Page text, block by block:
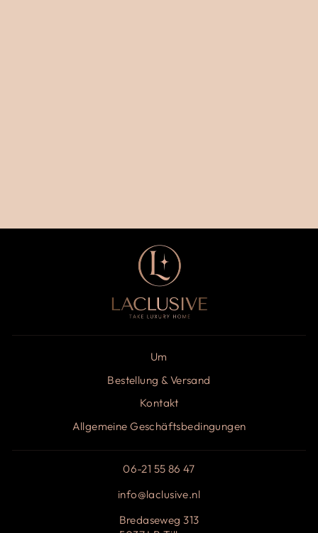
Um
Bestellung & Versand
Kontakt
Allgemeine Geschäftsbedingungen
06-21 55 86 47
info@laclusive.nl
Bredaseweg 313